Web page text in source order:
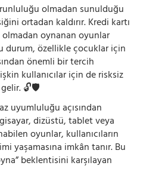
olmadan sunulduğu
ortadan kaldırır. Kredi kartı
oynanan oyunlar
durum, özellikle çocuklar için
önemli bir tercih
kullanıcılar için de risksiz
🔓🛡️
uyumluluğu açısından
dizüstü, tablet veya
oyunlar, kullanıcıların
yaşamasına imkân tanır. Bu
beklentisini karşılayan